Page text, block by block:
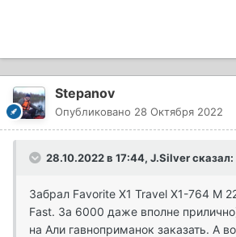
Stepanov
Опубликовано 28 Октября 2022
28.10.2022 в 17:44, J.Silverсказал:
Забрал Favorite X1 Travel X1-764 M
Fast. За 6000 даже вполне
на Али гавноприманок заказать. А